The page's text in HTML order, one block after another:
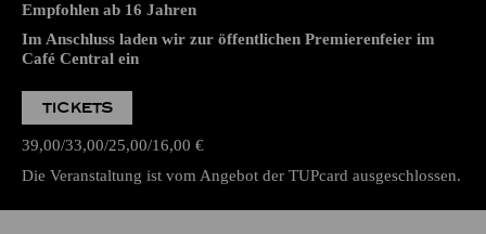
Empfohlen ab 16 Jahren
Im Anschluss laden wir zur öffentlichen Premierenfeier im
Café Central ein
TICKETS
39,00 33,00 25,00 16,00 €
Die Veranstaltung ist vom Angebot der TUPcard ausgeschlossen.